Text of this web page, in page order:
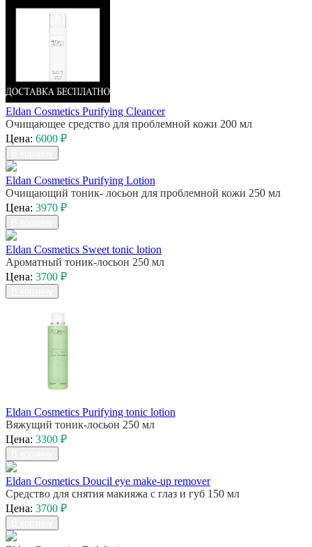
Eldan Cosmetics Purifying Cleancer
Очищающее средство для проблемной кожи 200 мл
Цена: 6000 ₽
Eldan Cosmetics Purifying Lotion
Очищающий тоник- лосьон для проблемной кожи 250 мл
Цена: 3970 ₽
Eldan Cosmetics Sweet tonic lotion
Ароматный тоник-лосьон 250 мл
Цена: 3700 ₽
Eldan Cosmetics Purifying tonic lotion
Вяжущий тоник-лосьон 250 мл
Цена: 3300 ₽
Eldan Cosmetics Doucil eye make-up remover
Средство для снятия макияжа с глаз и губ 150 мл
Цена: 3700 ₽